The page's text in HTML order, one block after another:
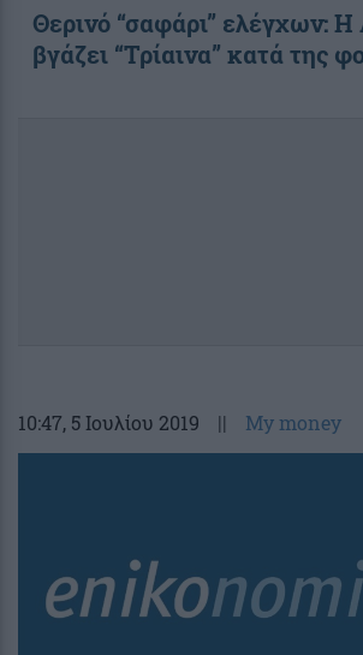
Θερινό “σαφάρι” ελέγχων:
βγάζει “Τρίαινα” κατά της
10:47, 5 Ιουλίου 2019 || My money